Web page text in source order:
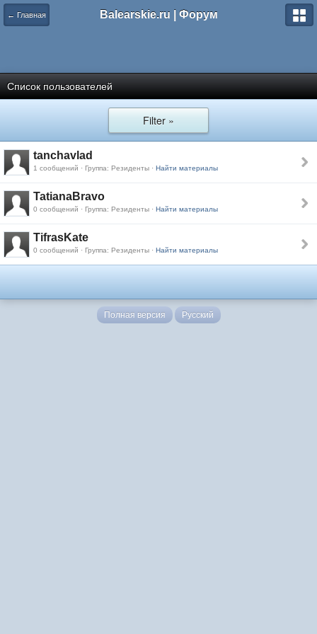
← Главная Balearskie.ru | Форум
Список пользователей
Filter »
tanchavlad
1 сообщений · Группа: Резиденты · Найти материалы
TatianaBravo
0 сообщений · Группа: Резиденты · Найти материалы
TifrasKate
0 сообщений · Группа: Резиденты · Найти материалы
Полная версия Русский